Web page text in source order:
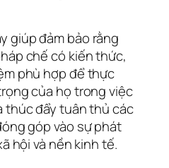
giúp đảm bảo rằng
chế có kiến thức,
phù hợp để thực
của họ trong việc
thúc đẩy tuân thủ các
góp vào sự phát
hội và nền kinh tế.